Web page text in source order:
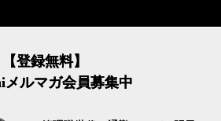
【登録無料】
メルマガ会員募集中